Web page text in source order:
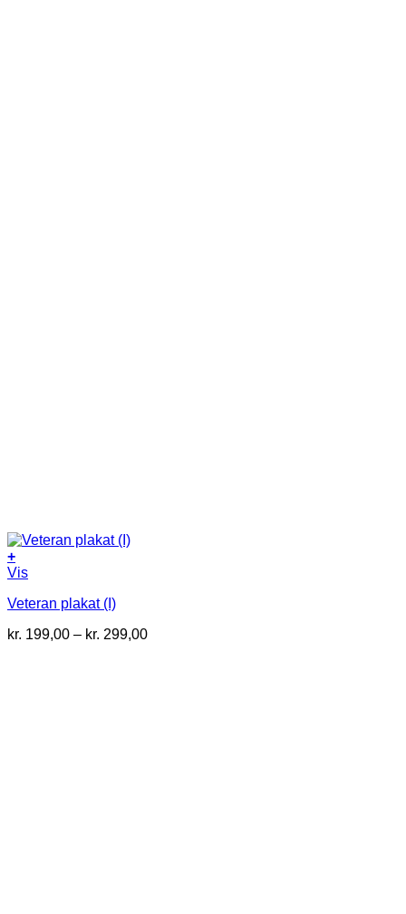
+
Dette
har
varianter.
Vis
Veteran plakat (I)
kr. 199,00 – kr. 299,00Prisinterval: